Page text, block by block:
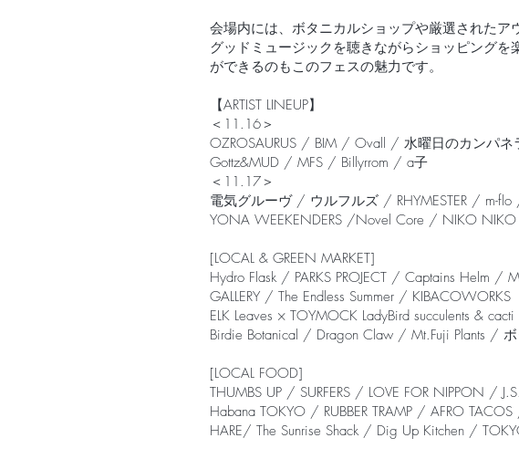
会場内には、ボタニカルショップや厳選されたア
グッドミュージックを聴きながらショッピング
ができるのもこのフェスの魅力です。
【ARTIST LINEUP】
＜11.16＞
OZROSAURUS / BIM / Ovall / 水曜日のカンパ
Gottz&MUD / MFS / Billyrrom / a子
＜11.17＞
電気グルーヴ / ウルフルズ / RHYMESTER / m-
YONA WEEKENDERS /Novel Core / NIKO
[LOCAL & GREEN MARKET]
Hydro Flask / PARKS PROJECT / Captains
GALLERY / The Endless Summer / KIBACOWORKS
ELK Leaves × TOYMOCK LadyBird succulents &
Birdie Botanical / Dragon Claw / Mt.Fuji Plants /
[LOCAL FOOD]
THUMBS UP / SURFERS / LOVE FOR NIPPON /
Habana TOKYO / RUBBER TRAMP / AFRO
HARE/ The Sunrise Shack / Dig Up Kitchen /